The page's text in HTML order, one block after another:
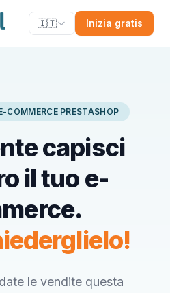
🇮🇹 Inizia gratis
COMMERCE PRESTASHOP
capisci
il tuo e-
le vendite questa